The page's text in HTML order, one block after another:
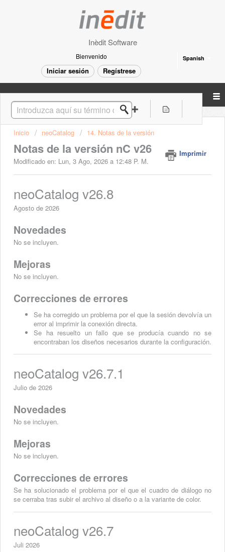
Inèdit Software
Spanish
Bienvenido
Iniciar sesión Regístrese
Inicio neoCatalog 14. Notas de la versión
Notas de la versión nC v26
Imprimir
Modificado en: Lun, 3 Ago, 2026 a 12:48 P. M.
neoCatalog v26.8
Agosto de 2026
Novedades
No se incluyen.
Mejoras
No se incluyen.
Correcciones de errores
Se ha corregido un problema por el que la sesión devolvía un
error al imprimir la conexión directa.
Se ha resuelto un fallo que se producía cuando no se
encontraban los diseños necesarios durante la configuración.
neoCatalog v26.7.1
Julio de 2026
Novedades
No se incluyen.
Mejoras
No se incluyen.
Correcciones de errores
Se ha solucionado el problema por el que el cuadro de diálogo no
se cerraba tras subir el archivo al diseño o a la variante de color.
neoCatalog v26.7
Juli 2026